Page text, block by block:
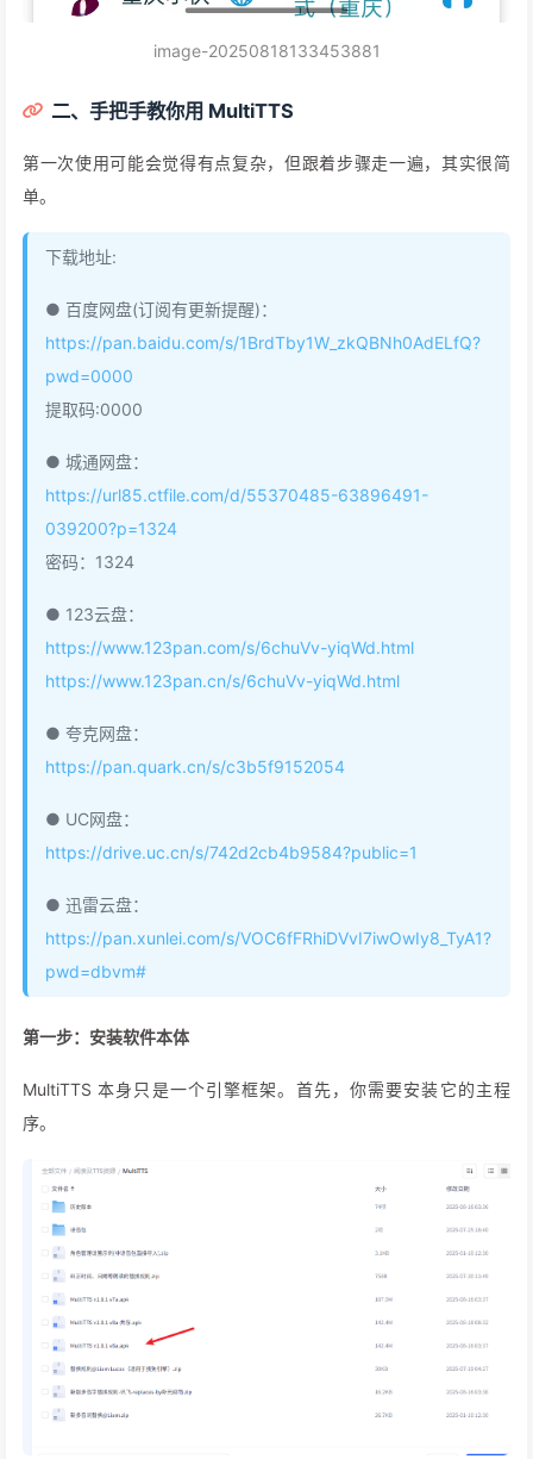
image-20250818133453881
二、手把手教你用 MultiTTS
第一次使用可能会觉得有点复杂，但跟着步骤走一遍，其实很简
单。
下载地址:
● 百度网盘(订阅有更新提醒)：
https://pan.baidu.com/s/1BrdTby1W_zkQBNh0AdELfQ?
pwd=0000
提取码:0000
● 城通网盘：
https://url85.ctfile.com/d/55370485-63896491-
039200?p=1324
密码：1324
● 123云盘：
https://www.123pan.com/s/6chuVv-yiqWd.html
https://www.123pan.cn/s/6chuVv-yiqWd.html
● 夸克网盘：
https://pan.quark.cn/s/c3b5f9152054
● UC网盘：
https://drive.uc.cn/s/742d2cb4b9584?public=1
● 迅雷云盘：
https://pan.xunlei.com/s/VOC6fFRhiDVvI7iwOwIy8_TyA1?
pwd=dbvm#
第一步：安装软件本体
MultiTTS 本身只是一个引擎框架。首先，你需要安装它的主程
序。